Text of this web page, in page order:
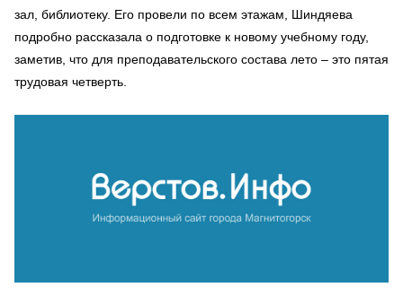
зал, библиотеку. Его провели по всем этажам, Шиндяева
подробно рассказала о подготовке к новому учебному году,
заметив, что для преподавательского состава лето – это пятая
трудовая четверть.